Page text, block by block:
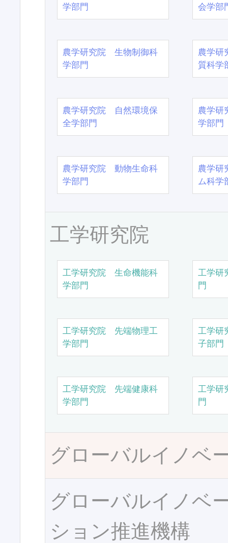
学部門
会学部
農学研究院 生物制御科
学部門
農学
質科学
農学研究院 自然環境保
全学部門
農学
学部門
農学研究院 動物生命科
学部門
農学
ム科学
工学研究院
工学研究院 生命機能科
学部門
工学研
門
工学研究院 先端物理工
学部門
工学研
子部門
工学研究院 先端健康科
学部門
工学研
門
グローバルイノベ
グローバルイノベ
ション推進機構